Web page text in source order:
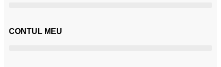
CONTUL MEU